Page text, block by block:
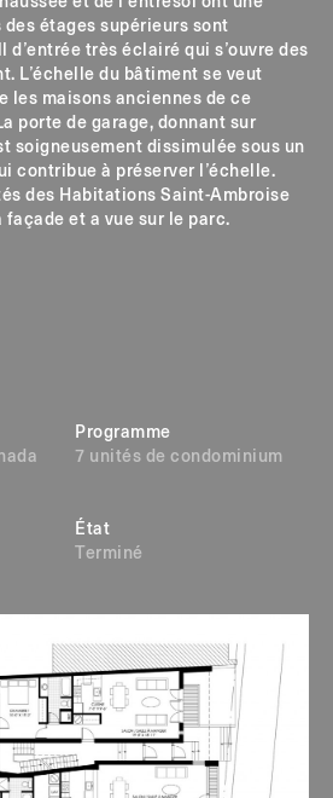
étages supérieurs sont
très éclairé qui s’ouvre des
L’échelle du bâtiment se veut
les maisons anciennes de ce
porte de garage, donnant sur
soigneusement dissimulée sous un
contribue à préserver l’échelle.
des Habitations Saint-Ambroise
et a vue sur le parc.
Programme
7 unités de condominium
État
Terminé